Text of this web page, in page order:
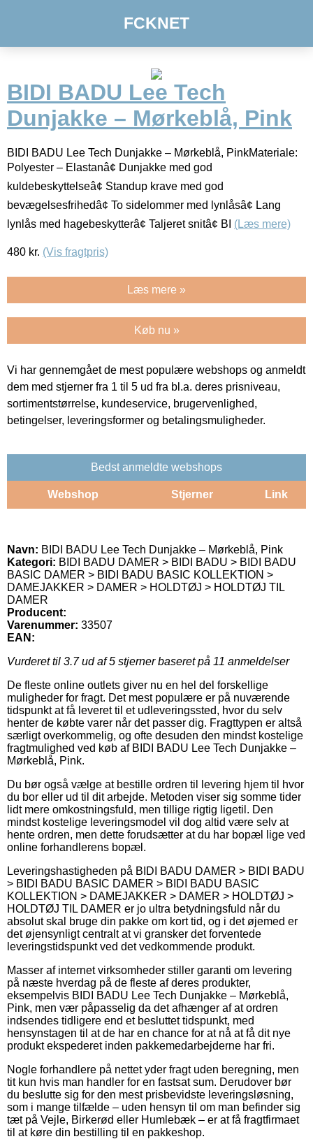
FCKNET
BIDI BADU Lee Tech
Dunjakke – Mørkeblå, Pink
BIDI BADU Lee Tech Dunjakke – Mørkeblå, PinkMateriale:
Polyester – Elastanâ¢ Dunjakke med god
kuldebeskyttelseâ¢ Standup krave med god
bevægelsesfrihedâ¢ To sidelommer med lynlåsâ¢ Lang
lynlås med hagebeskytterâ¢ Taljeret snitâ¢ BI (Læs mere)
480 kr. (Vis fragtpris)
Læs mere »
Køb nu »
Vi har gennemgået de mest populære webshops og anmeldt
dem med stjerner fra 1 til 5 ud fra bl.a. deres prisniveau,
sortimentstørrelse, kundeservice, brugervenlighed,
betingelser, leveringsformer og betalingsmuligheder.
Bedst anmeldte webshops
Webshop Stjerner Link
Navn: BIDI BADU Lee Tech Dunjakke – Mørkeblå, Pink
Kategori: BIDI BADU DAMER > BIDI BADU > BIDI BADU
BASIC DAMER > BIDI BADU BASIC KOLLEKTION >
DAMEJAKKER > DAMER > HOLDTØJ > HOLDTØJ TIL
DAMER
Producent:
Varenummer: 33507
EAN:
Vurderet til 3.7ud af 5 stjerner baseret på 11 anmeldelser
De fleste online outlets giver nu en hel del forskellige
muligheder for fragt. Det mest populære er på nuværende
tidspunkt at få leveret til et udleveringssted, hvor du selv
henter de købte varer når det passer dig. Fragttypen er altså
særligt overkommelig, og ofte desuden den mindst kostelige
fragtmulighed ved køb af BIDI BADU Lee Tech Dunjakke –
Mørkeblå, Pink.
Du bør også vælge at bestille ordren til levering hjem til hvor
du bor eller ud til dit arbejde. Metoden viser sig somme tider
lidt mere omkostningsfuld, men tillige rigtig ligetil. Den
mindst kostelige leveringsmodel vil dog altid være selv at
hente ordren, men dette forudsætter at du har bopæl lige ved
online forhandlerens bopæl.
Leveringshastigheden på BIDI BADU DAMER > BIDI BADU
> BIDI BADU BASIC DAMER > BIDI BADU BASIC
KOLLEKTION > DAMEJAKKER > DAMER > HOLDTØJ >
HOLDTØJ TIL DAMER er jo ultra betydningsfuld når du
absolut skal bruge din pakke om kort tid, og i det øjemed er
det øjensynligt centralt at vi gransker det forventede
leveringstidspunkt ved det vedkommende produkt.
Masser af internet virksomheder stiller garanti om levering
på næste hverdag på de fleste af deres produkter,
eksempelvis BIDI BADU Lee Tech Dunjakke – Mørkeblå,
Pink, men vær påpasselig da det afhænger af at ordren
indsendes tidligere end et besluttet tidspunkt, med
hensynstagen til at de har en chance for at nå at få dit nye
produkt ekspederet inden pakkemedarbejderne har fri.
Nogle forhandlere på nettet yder fragt uden beregning, men
tit kun hvis man handler for en fastsat sum. Derudover bør
du beslutte sig for den mest prisbevidste leveringsløsning,
som i mange tilfælde – uden hensyn til om man befinder sig
tæt på Vejle, Birkerød eller Humlebæk – er at få fragtfirmaet
til at køre din bestilling til en pakkeshop.